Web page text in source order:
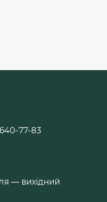
77-83
— вихідний